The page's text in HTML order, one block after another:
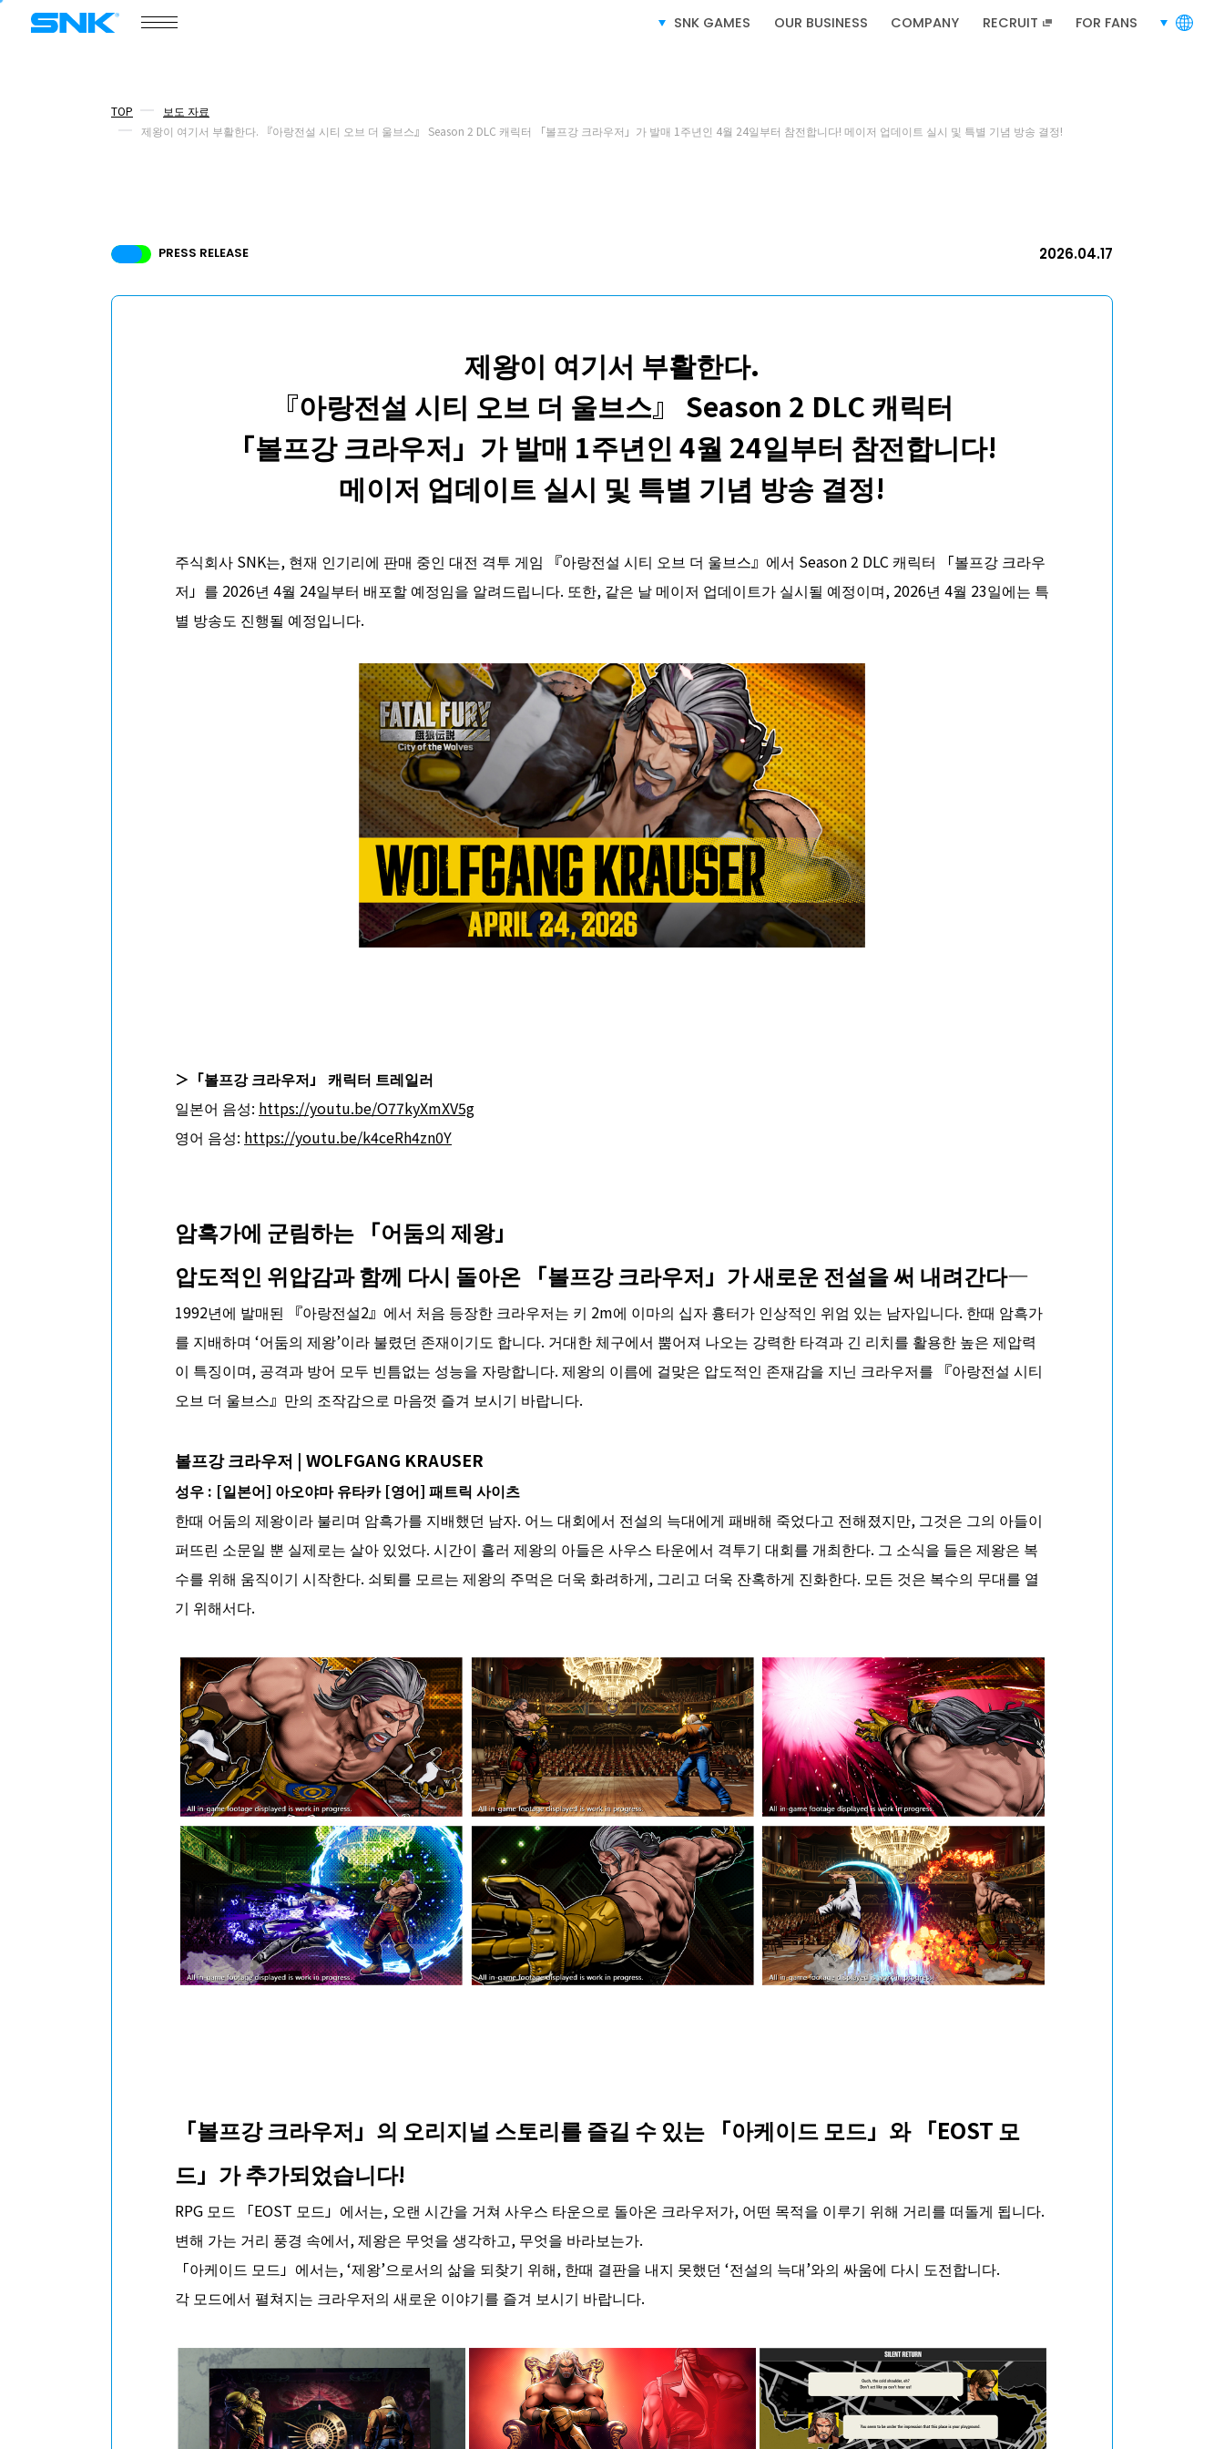
SNK GAMES OUR BUSINESS COMPANY RECRUIT FOR FANS languages
COMPANY
소식
경영진 소개
RECRUIT 채용 정보
TOP
보도 자료
제왕이 여기서 부활한다. 『아랑전설 시티 오브 더 울브스』 Season 2 DLC 캐릭터 「볼프강 크라우저」가 발매 1주년인 4월 24일부터 참전합니다! 메이저 업데이트 실시 및 특별 기념 방송 결정!
PRESS RELEASE 2026.04.17
제왕이 여기서 부활한다.
『아랑전설 시티 오브 더 울브스』 Season 2 DLC 캐릭터
「볼프강 크라우저」가 발매 1주년인 4월 24일부터 참전합니다!
메이저 업데이트 실시 및 특별 기념 방송 결정!
주식회사 SNK는, 현재 인기리에 판매 중인 대전 격투 게임 『아랑전설 시티 오브 더 울브스』에서 Season 2 DLC 캐릭터 「볼프강 크라우
저」를 2026년 4월 24일부터 배포할 예정임을 알려드립니다. 또한, 같은 날 메이저 업데이트가 실시될 예정이며, 2026년 4월 23일에는 특
별 방송도 진행될 예정입니다.
＞「볼프강 크라우저」 캐릭터 트레일러
일본어 음성: https://youtu.be/O77kyXmXV5g
영어 음성: https://youtu.be/k4ceRh4zn0Y
암흑가에 군림하는 「어둠의 제왕」
압도적인 위압감과 함께 다시 돌아온 「볼프강 크라우저」가 새로운 전설을 써 내려간다―
1992년에 발매된 『아랑전설2』에서 처음 등장한 크라우저는 키 2m에 이마의 십자 흉터가 인상적인 위엄 있는 남자입니다. 한때 암흑가
를 지배하며 ‘어둠의 제왕’이라 불렸던 존재이기도 합니다. 거대한 체구에서 뿜어져 나오는 강력한 타격과 긴 리치를 활용한 높은 제압력
이 특징이며, 공격과 방어 모두 빈틈없는 성능을 자랑합니다. 제왕의 이름에 걸맞은 압도적인 존재감을 지닌 크라우저를 『아랑전설 시티
오브 더 울브스』만의 조작감으로 마음껏 즐겨 보시기 바랍니다.
볼프강 크라우저 | WOLFGANG KRAUSER
성우 : [일본어] 아오야마 유타카[영어] 패트릭 사이츠
한때 어둠의 제왕이라 불리며 암흑가를 지배했던 남자. 어느 대회에서 전설의 늑대에게 패배해 죽었다고 전해졌지만, 그것은 그의 아들이
퍼뜨린 소문일 뿐 실제로는 살아 있었다. 시간이 흘러 제왕의 아들은 사우스 타운에서 격투기 대회를 개최한다. 그 소식을 들은 제왕은 복
수를 위해 움직이기 시작한다. 쇠퇴를 모르는 제왕의 주먹은 더욱 화려하게, 그리고 더욱 잔혹하게 진화한다. 모든 것은 복수의 무대를 열
기 위해서다.
「볼프강 크라우저」의 오리지널 스토리를 즐길 수 있는 「아케이드 모드」와 「EOST 모
드」가 추가되었습니다!
RPG 모드 「EOST 모드」에서는, 오랜 시간을 거쳐 사우스 타운으로 돌아온 크라우저가, 어떤 목적을 이루기 위해 거리를 떠돌게 됩니다.
변해 가는 거리 풍경 속에서, 제왕은 무엇을 생각하고, 무엇을 바라보는가――.
「아케이드 모드」에서는, ‘제왕’으로서의 삶을 되찾기 위해, 한때 결판을 내지 못했던 ‘전설의 늑대’와의 싸움에 다시 도전합니다.
각 모드에서 펼쳐지는 크라우저의 새로운 이야기를 즐겨 보시기 바랍니다.